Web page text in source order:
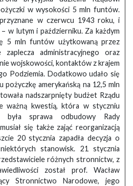
w wysokości 5 mln funtów.
w czerwcu 1943 roku, i
w lutym i październiku. Za każdym
5 mln funtów użytkowaną przez
zaplecza administracyjnego oraz
wojskowości, kontaktów z krajem
Podziemia. Dodatkowo udało się
pożyczkę amerykańską na 12,5 mln
nadszarpnięty budżet Rządu
ważną kwestią, która w styczniu
była sprawa odbudowy Rady
się także zająć reorganizacją
20 stycznia zapadła decyzja o
stanowisk. 21 stycznia
różnych stronnictw, z
został prof. Wacław
Stronnictwo Narodowe, jego